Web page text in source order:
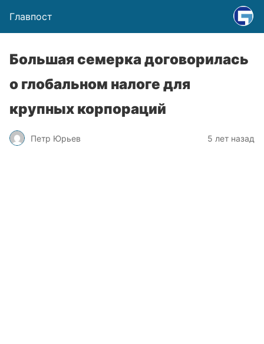
Главпост
Большая семерка договорилась
о глобальном налоге для
крупных корпораций
Петр Юрьев 5 лет назад